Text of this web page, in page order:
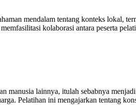
mendalam tentang konteks lokal,
kolaborasi antara peserta
manusia lainnya, itulah sebabnya
Pelatihan ini mengajarkan tentang